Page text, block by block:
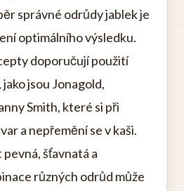
správné odrůdy jablek je
optimálního výsledku.
doporučují použití
jsou Jonagold,
Smith, které si při
a nepřemění se v kaši.
šťavnatá a
různých odrůd může